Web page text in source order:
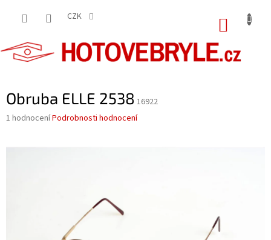
CZK
Obruba ELLE 2538 16922
Průměrné
1 hodnoceníPodrobnosti hodnocení